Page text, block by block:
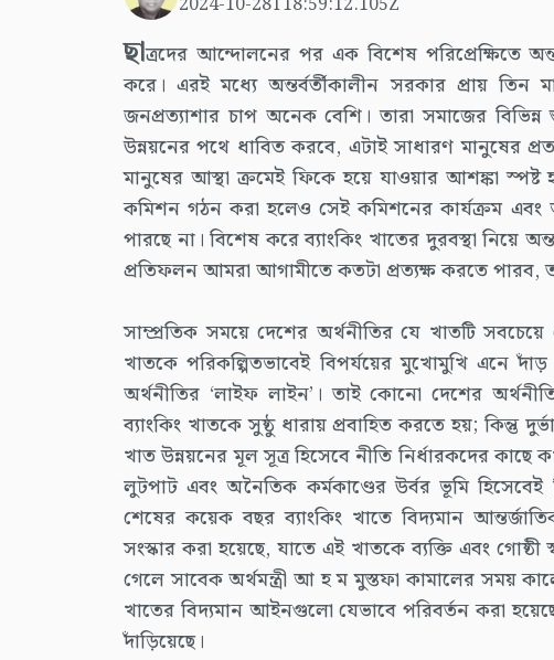
ছাত্রদের আন্দোলনের পর এক বিশেষ পরিপ্রেক্ষিতে
করে। এরই মধ্যে অন্তর্বর্তীকালীন সরকার প্রায়
জনপ্রত্যাশার চাপ অনেক বেশি। তারা সমাজের
উন্নয়নের পথে ধাবিত করবে, এটাই সাধারণ মানুষের
মানুষের আস্থা ক্রমেই ফিকে হয়ে যাওয়ার আশঙ্কা স্পষ্ট
কমিশন গঠন করা হলেও সেই কমিশনের কার্যক্রম
পারছে না। বিশেষ করে ব্যাংকিং খাতের দুরবস্থা নিয়ে
প্রতিফলন আমরা আগামীতে কতটা প্রত্যক্ষ করতে পারব,
সাম্প্রতিক সময়ে দেশের অর্থনীতির যে খাতটি সবচেয়ে
খাতকে পরিকল্পিতভাবেই বিপর্যয়ের মুখোমুখি এনে
অর্থনীতির ‘লাইফ লাইন’। তাই কোনো দেশের
ব্যাংকিং খাতকে সুষ্ঠু ধারায় প্রবাহিত করতে হয়; কিন্তু
খাত উন্নয়নের মূল সূত্র হিসেবে নীতি নির্ধারকদের
লুটপাট এবং অনৈতিক কর্মকাণ্ডের উর্বর ভূমি
শেষের কয়েক বছর ব্যাংকিং খাতে বিদ্যমান
সংস্কার করা হয়েছে, যাতে এই খাতকে ব্যক্তি এবং
গেলে সাবেক অর্থমন্ত্রী আ হ ম মুস্তফা কামালের সময়
খাতের বিদ্যমান আইনগুলো যেভাবে পরিবর্তন করা
দাঁড়িয়েছে।